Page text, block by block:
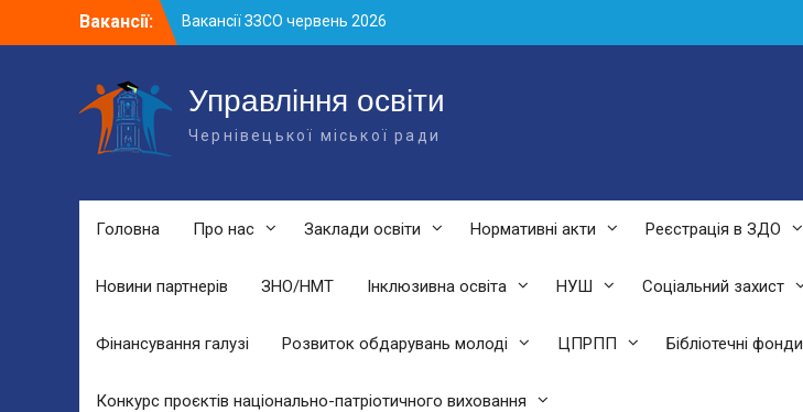
Вакансії:
Вакансії у ЗДО та дошкільних
підрозділах ЗЗСО станом на 01.08.2026
Вакансії ЗЗСО серпень 2026
Вакансії ЗЗСО червень 2026
Управління освіти
Чернівецької міської ради
Головна Про нас Заклади освіти Нормативні акти Реєстрація в ЗДО
Новини партнерів ЗНО/НМТ Інклюзивна освіта НУШ Соціальний захист
Фінансування галузі Розвиток обдарувань молоді ЦПРПП Бібліотечні фонди
Конкурс проєктів національно-патріотичного виховання